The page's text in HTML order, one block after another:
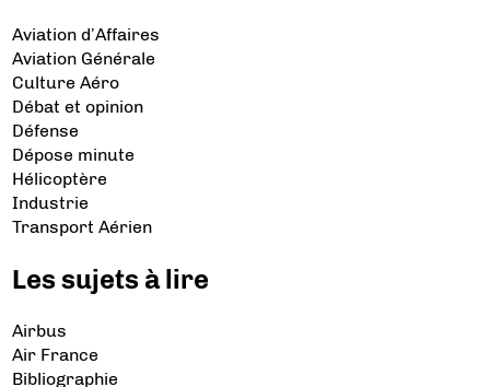
Aviation d’Affaires
Aviation Générale
Culture Aéro
Débat et opinion
Défense
Dépose minute
Hélicoptère
Industrie
Transport Aérien
Les sujets à lire
Airbus
Air France
Bibliographie